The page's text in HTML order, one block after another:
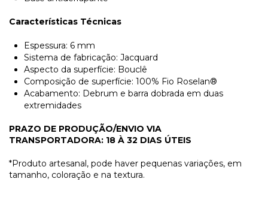
Características Técnicas
Espessura: 6 mm
Sistema de fabricação: Jacquard
Aspecto da superfície: Bouclê
Composição de superfície: 100% Fio Roselan®
Acabamento: Debrum e barra dobrada em duas
extremidades
PRAZO DE PRODUÇÃO/ENVIO VIA
TRANSPORTADORA: 18 À 32 DIAS ÚTEIS
*Produto artesanal, pode haver pequenas variações, em
tamanho, coloração e na textura.